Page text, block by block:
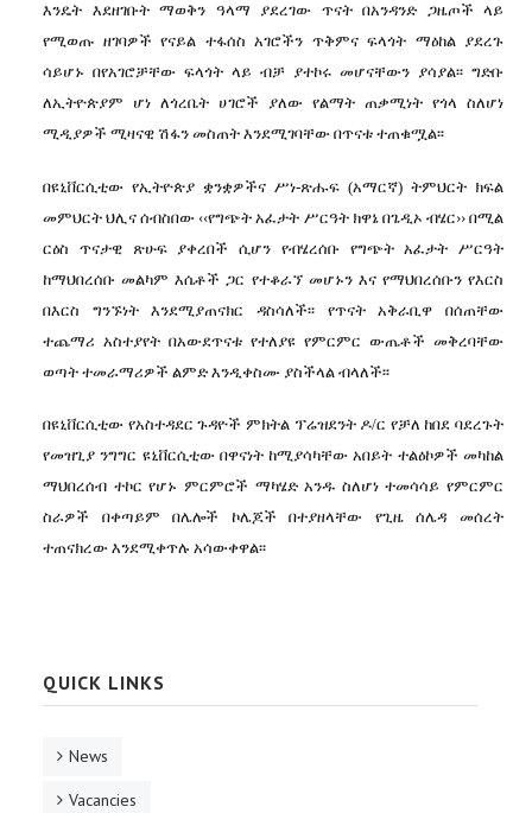
እንዴት እደዘገቡት ማወቅን ዓላማ ያደረገው ጥናት በአንዳንድ ጋዜጦች ላይ
የሚወጡ ዘገባዎች የናይል ተፋሰስ አገሮችን ጥቅምና ፍላጎት ማዕከል ያደረጉ
ሳይሆኑ በየአገሮቻቸው ፍላጎት ላይ ብቻ ያተኮሩ መሆናቸውን ያሳያል፡፡ ግድቡ
ለኢትዮጵያም
ሆነ ለጎረቤት ሀገሮች ያለው የልማት ጠቃሚነት የጎላ ስለሆነ
ሚዲያዎች ሚዛናዊ ሽፋን መስጠት እንደሚገባቸው በጥናቱ ተጠቁሟል፡፡
በዩኒቨርሲቲው የኢትዮጵያ ቋንቋዎችና ሥነ-ጽሑፍ (አማርኛ) ትምህርት ክፍል
መምህርት ህሊና ሰብስበው ‹‹የግጭት አፈታት ሥርዓት ክዋኔ በጌዲኦ ብሄር››በሚል
ርዕስ
ጥናታዊ ጽሁፍ ያቀረበች ሲሆን የብሄረሰቡ የግጭት አፈታት ሥርዓት
ከማህበረሰቡ መልካም እሴቶች ጋር የተቆራኘ መሆኑን እና የማህበረሰቡን የእርስ
በእርስ
ግንኙነት እንደሚያጠናክር ዳስሳለች፡፡ የጥናት አቅራቢዋ
በሰጠቸው
ተጨማሪ አስተያየት በአውደጥናቱ የተለያዩ የምርምር ውጤቶች መቅረባቸው
ወጣት ተመራማሪዎች ልምድ እንዲቀስሙ ያስችላል ብላለች፡፡
በዩኒቨርሲቲው የአስተዳደር ጉዳዮች ምክትል ፕሬዝደንት ዶ/ር የቻለ ከበደ ባደረጉት
የመዝጊያ ንግግር ዩኒቨርሲቲው በዋናነት ከሚያሳካቸው አበይት ተልዕኮዎች መካከል
ማህበረሰብ ተኮር የሆኑ ምርምሮች ማካሄድ አንዱ ስለሆነ ተመሳሳይ የምርምር
ስራዎች
በቀጣይም በሌሎች ኮሌጆች በተያዘላቸው የጊዜ ሰሌዳ
መሰረት
ተጠናክረው እንደሚቀጥሉ አሳውቀዋል፡፡
QUICK LINKS
News
Vacancies